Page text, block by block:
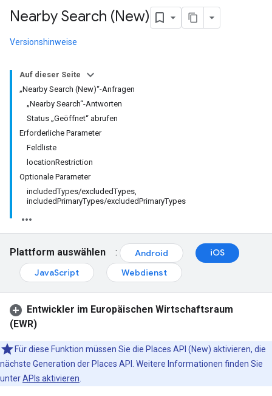
Nearby Search (New)
Versionshinweise
Auf dieser Seite
„Nearby Search (New)“-Anfragen
„Nearby Search“-Antworten
Status „Geöffnet“ abrufen
Erforderliche Parameter
Feldliste
locationRestriction
Optionale Parameter
includedTypes/excludedTypes,
includedPrimaryTypes/excludedPrimaryTypes
Plattform auswählen : Android
iOS
JavaScript
Webdienst
Entwickler im Europäischen Wirtschaftsraum
(EWR)
Für diese Funktion müssen Sie die Places API (New) aktivieren, die
nächste Generation der Places API. Weitere Informationen finden Sie
unterAPIs aktivieren